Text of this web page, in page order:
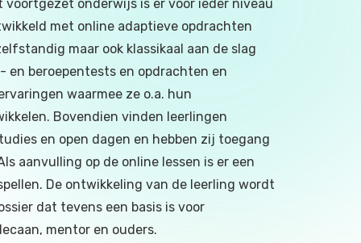
voortgezet onderwijs is er voor ieder niveau
met online adaptieve opdrachten
maar ook klassikaal aan de slag
en beroepentests en opdrachten en
waarmee ze o.a. hun
Bovendien vinden leerlingen
en open dagen en hebben zij toegang
aanvulling op de online lessen is er een
De ontwikkeling van de leerling wordt
dat tevens een basis is voor
mentor en ouders.